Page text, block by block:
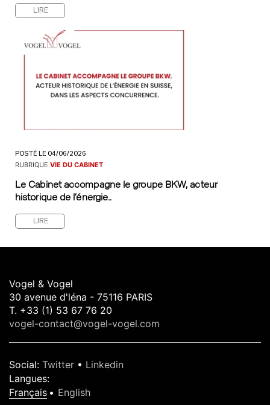
LIRE
POSTÉ LE 04/06/2026
RUBRIQUE VIE DU CABINET
Le Cabinet accompagne le groupe BKW, acteur
historique de l’énergie..
LIRE
Vogel & Vogel
30 avenue d'léna - 75116 PARIS
T. +33 (1) 53 67 76 20
vogel-contact@vogel-vogel.com
Social: Twitter • Linkedin
Langues:
Français
English